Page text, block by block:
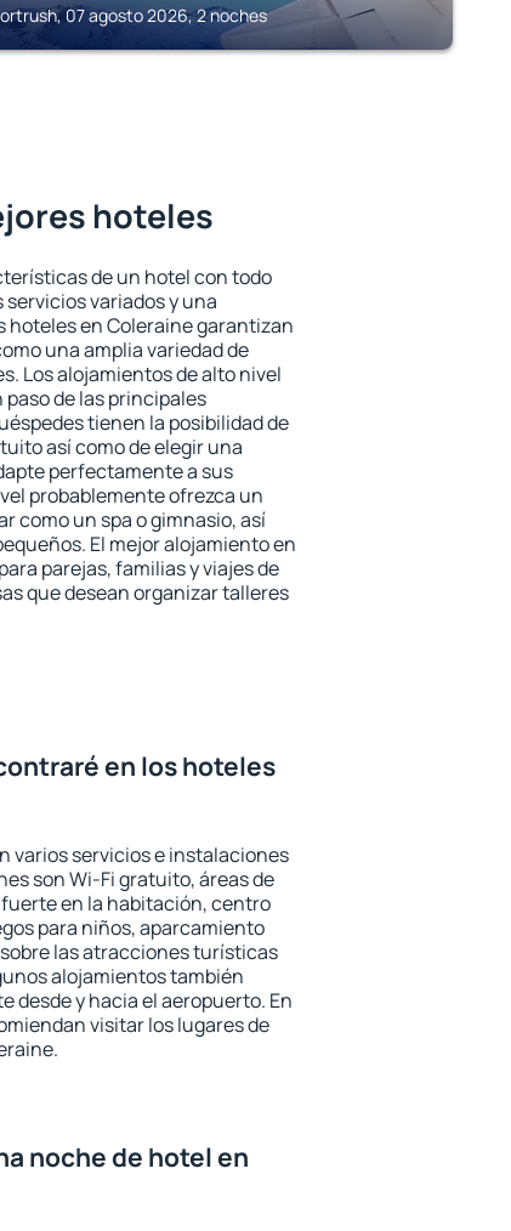
07 agosto 2026, 2 noches
hoteles
de un hotel con todo
variados y una
en Coleraine garantizan
una amplia variedad de
Los alojamientos de alto nivel
de las principales
tienen la posibilidad de
así como de elegir una
perfectamente a sus
probablemente ofrezca un
como un spa o gimnasio, así
El mejor alojamiento en
parejas, familias y viajes de
que desean organizar talleres
en los hoteles
varios servicios e instalaciones
son Wi-Fi gratuito, áreas de
en la habitación, centro
para niños, aparcamiento
las atracciones turísticas
alojamientos también
desde y hacia el aeropuerto. En
visitar los lugares de
noche de hotel en